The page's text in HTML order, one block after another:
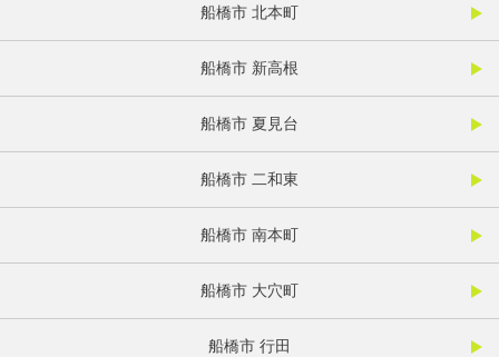
船橋市 北本町
船橋市 新高根
船橋市 夏見台
船橋市 二和東
船橋市 南本町
船橋市 大穴町
船橋市 行田